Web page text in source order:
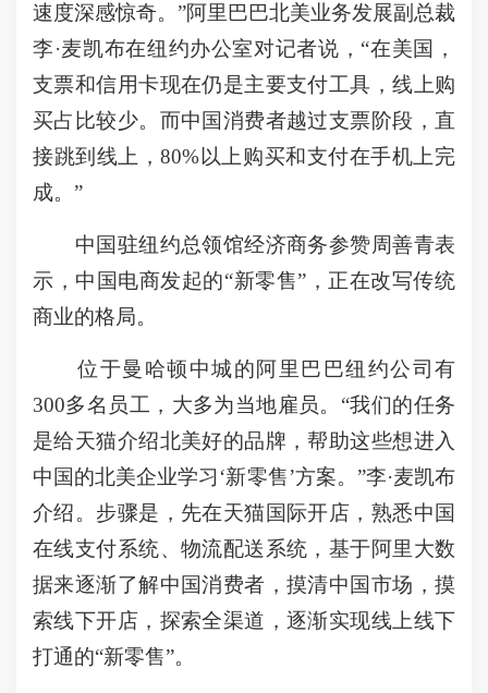
速度深感惊奇。”阿里巴巴北美业务发展副总裁
李·麦凯布在纽约办公室对记者说，“在美国，
支票和信用卡现在仍是主要支付工具，线上购
买占比较少。而中国消费者越过支票阶段，直
接跳到线上，80%以上购买和支付在手机上完
成。”
中国驻纽约总领馆经济商务参赞周善青表
示，中国电商发起的“新零售”，正在改写传统
商业的格局。
位于曼哈顿中城的阿里巴巴纽约公司有
300多名员工，大多为当地雇员。“我们的任务
是给天猫介绍北美好的品牌，帮助这些想进入
中国的北美企业学习‘新零售’方案。”李·麦凯布
介绍。步骤是，先在天猫国际开店，熟悉中国
在线支付系统、物流配送系统，基于阿里大数
据来逐渐了解中国消费者，摸清中国市场，摸
索线下开店，探索全渠道，逐渐实现线上线下
打通的“新零售”。